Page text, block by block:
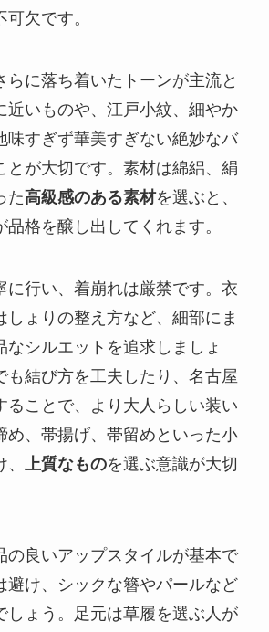
可欠です。
らに落ち着いたトーンが主流と
近いものや、江戸小紋、細やか
味すぎず華美すぎない絶妙なバ
とが大切です。素材は綿絽、絹
た高級感のある素材を選ぶと、
格を醸し出してくれます。
に行い、着崩れは厳禁です。衣
しょりの整え方など、細部にま
なシルエットを追求しましょ
も結び方を工夫したり、名古屋
ることで、より大人らしい装い
め、帯揚げ、帯留めといった小
上質なものを選ぶ意識が大切
の良いアップスタイルが基本で
避け、シックな簪やパールなど
しょう。足元は草履を選ぶ人が